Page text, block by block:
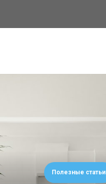
Полезные статьи